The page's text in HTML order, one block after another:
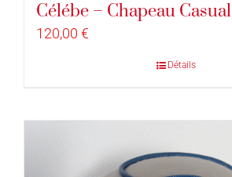
Célébe – Chapeau Casual
120,00 €
Détails